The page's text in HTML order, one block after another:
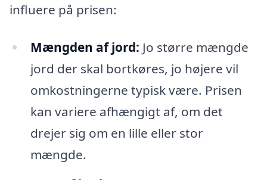
influere på prisen:
Mængden af jord: Jo større mængde
jord der skal bortkøres, jo højere vil
omkostningerne typisk være. Prisen
kan variere afhængigt af, om det
drejer sig om en lille eller stor
mængde.